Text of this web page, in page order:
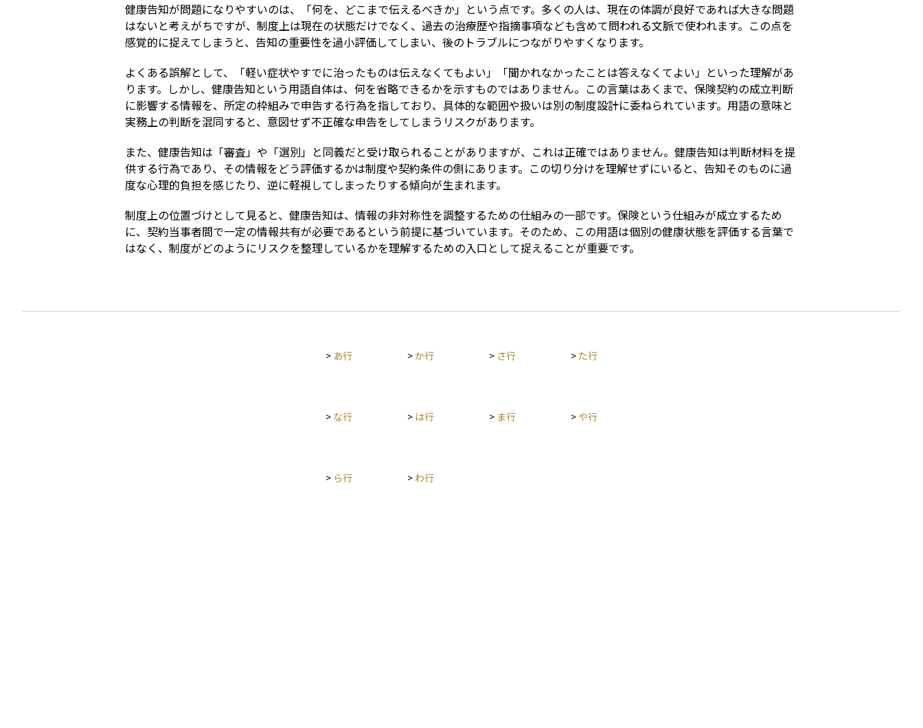
健康告知が問題になりやすいのは、「何を、どこまで伝えるべきか」という点です。多くの人は、現在の体調が良好であれば大きな問題
はないと考えがちですが、制度上は現在の状態だけでなく、過去の治療歴や指摘事項なども含めて問われる文脈で使われます。この点を
感覚的に捉えてしまうと、告知の重要性を過小評価してしまい、後のトラブルにつながりやすくなります。
よくある誤解として、「軽い症状やすでに治ったものは伝えなくてもよい」「聞かれなかったことは答えなくてよい」といった理解があ
ります。しかし、健康告知という用語自体は、何を省略できるかを示すものではありません。この言葉はあくまで、保険契約の成立判断
に影響する情報を、所定の枠組みで申告する行為を指しており、具体的な範囲や扱いは別の制度設計に委ねられています。用語の意味と
実務上の判断を混同すると、意図せず不正確な申告をしてしまうリスクがあります。
また、健康告知は「審査」や「選別」と同義だと受け取られることがありますが、これは正確ではありません。健康告知は判断材料を提
供する行為であり、その情報をどう評価するかは制度や契約条件の側にあります。この切り分けを理解せずにいると、告知そのものに過
度な心理的負担を感じたり、逆に軽視してしまったりする傾向が生まれます。
制度上の位置づけとして見ると、健康告知は、情報の非対称性を調整するための仕組みの一部です。保険という仕組みが成立するため
に、契約当事者間で一定の情報共有が必要であるという前提に基づいています。そのため、この用語は個別の健康状態を評価する言葉で
はなく、制度がどのようにリスクを整理しているかを理解するための入口として捉えることが重要です。
> あ行 >か行 > さ行 > た行
> な行 > は行 > ま行 > や行
> ら行 > わ行